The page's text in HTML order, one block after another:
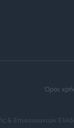
Όροι
& Επικοινωνιών